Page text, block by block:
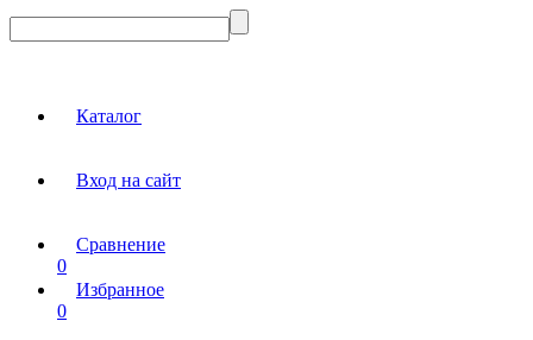
Каталог
Вход на сайт
Сравнение
0
Избранное
0